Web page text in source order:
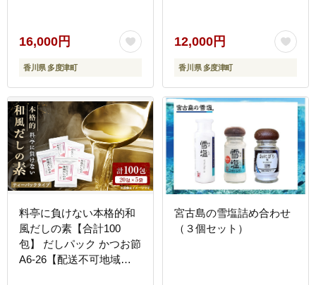
16,000円
香川県 多度津町
12,000円
香川県 多度津町
料亭に負けない本格的和
風だしの素【合計100
包】 だしパック かつお節
A6-26【配送不可地域：
宮古島の雪塩詰め合わせ
（３個セット）